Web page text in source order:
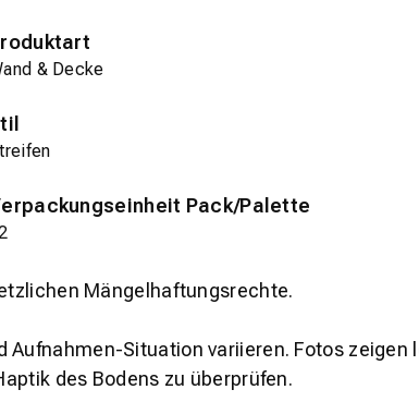
& Decke
Pack/Palette
Mängelhaftungsrechte.
Situation variieren. Fotos
des Bodens zu überprüfen.